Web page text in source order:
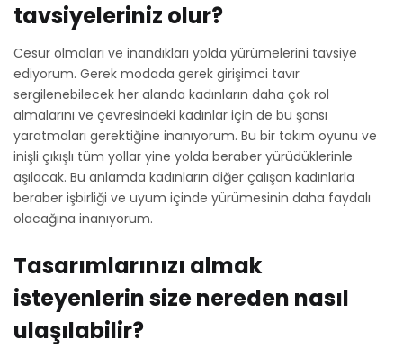
tavsiyeleriniz olur?
Cesur olmaları ve inandıkları yolda yürümelerini tavsiye
ediyorum. Gerek modada gerek girişimci tavır
sergilenebilecek her alanda kadınların daha çok rol
almalarını ve çevresindeki kadınlar için de bu şansı
yaratmaları gerektiğine inanıyorum. Bu bir takım oyunu ve
inişli çıkışlı tüm yollar yine yolda beraber yürüdüklerinle
aşılacak. Bu anlamda kadınların diğer çalışan kadınlarla
beraber işbirliği ve uyum içinde yürümesinin daha faydalı
olacağına inanıyorum.
Tasarımlarınızı almak
isteyenlerin size nereden nasıl
ulaşılabilir?